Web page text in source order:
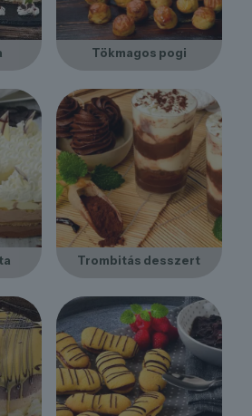
Tökmagos pogi
Trombitás desszert